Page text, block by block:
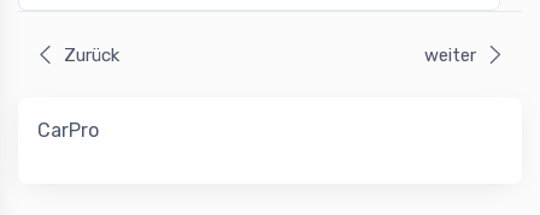
Zurück weiter
CarPro